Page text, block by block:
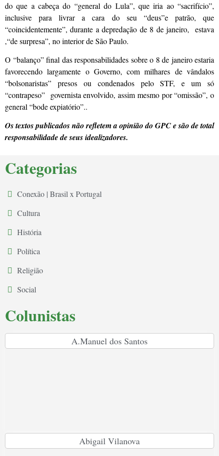
do que a cabeça do “general do Lula”, que iria ao “sacrifício”,
inclusive para livrar a cara do seu “deus”e patrão, que
“coincidentemente”, durante a depredação de 8 de janeiro, estava
,“de surpresa”, no interior de São Paulo.
O “balanço” final das responsabilidades sobre o 8 de janeiro estaria
favorecendo largamente o Governo, com milhares de vândalos
“bolsonaristas” presos ou condenados pelo STF, e um só
“contrapeso” governista envolvido, assim mesmo por “omissão”, o
general “bode expiatório”..
Os textos publicados não refletem a opinião do GPC e são de total
responsabilidade de seus idealizadores.
Categorias
Conexão | Brasil x Portugal
Cultura
História
Política
Religião
Social
Colunistas
A.Manuel dos Santos
Abigail Vilanova